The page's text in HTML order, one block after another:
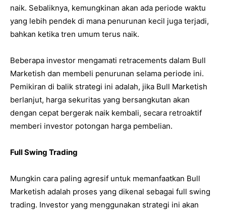
naik. Sebaliknya, kemungkinan akan ada periode waktu
yang lebih pendek di mana penurunan kecil juga terjadi,
bahkan ketika tren umum terus naik.
Beberapa investor mengamati retracements dalam Bull
Marketish dan membeli penurunan selama periode ini.
Pemikiran di balik strategi ini adalah, jika Bull Marketish
berlanjut, harga sekuritas yang bersangkutan akan
dengan cepat bergerak naik kembali, secara retroaktif
memberi investor potongan harga pembelian.
Full Swing Trading
Mungkin cara paling agresif untuk memanfaatkan Bull
Marketish adalah proses yang dikenal sebagai full swing
trading. Investor yang menggunakan strategi ini akan